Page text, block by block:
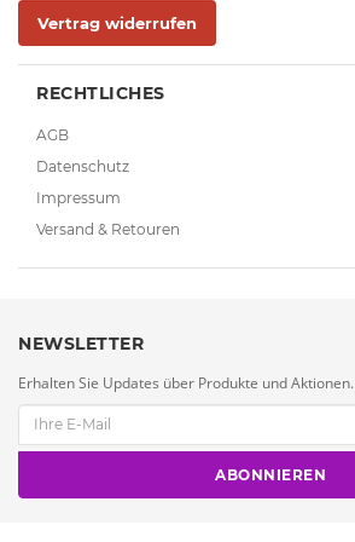
Vertrag widerrufen
RECHTLICHES
AGB
Datenschutz
Impressum
Versand & Retouren
NEWSLETTER
Erhalten Sie Updates über Produkte und Aktionen.
ABONNIEREN